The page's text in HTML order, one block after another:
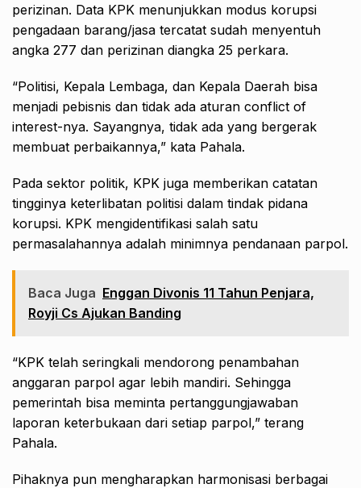
perizinan. Data KPK menunjukkan modus korupsi
pengadaan barang/jasa tercatat sudah menyentuh
angka 277 dan perizinan diangka 25 perkara.
“Politisi, Kepala Lembaga, dan Kepala Daerah bisa
menjadi pebisnis dan tidak ada aturan conflict of
interest-nya. Sayangnya, tidak ada yang bergerak
membuat perbaikannya,” kata Pahala.
Pada sektor politik, KPK juga memberikan catatan
tingginya keterlibatan politisi dalam tindak pidana
korupsi. KPK mengidentifikasi salah satu
permasalahannya adalah minimnya pendanaan parpol.
Baca Juga Enggan Divonis 11 Tahun Penjara,
Royji Cs Ajukan Banding
“KPK telah seringkali mendorong penambahan
anggaran parpol agar lebih mandiri. Sehingga
pemerintah bisa meminta pertanggungjawaban
laporan keterbukaan dari setiap parpol,” terang
Pahala.
Pihaknya pun mengharapkan harmonisasi berbagai